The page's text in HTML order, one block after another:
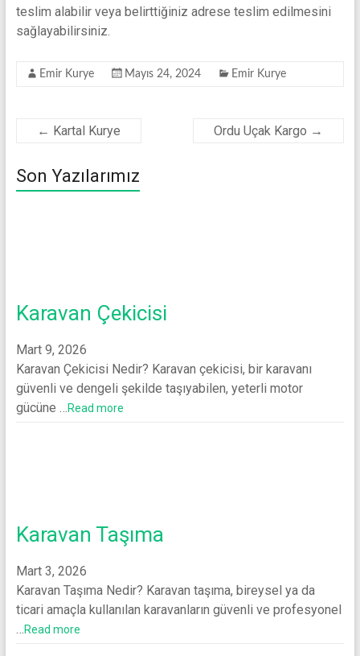
teslim alabilir veya belirttiğiniz adrese teslim edilmesini
sağlayabilirsiniz.
Emir Kurye Mayıs 24, 2024 Emir Kurye
← Kartal Kurye Ordu Uçak Kargo →
Son Yazılarımız
Karavan Çekicisi
Mart 9, 2026
Karavan Çekicisi Nedir? Karavan çekicisi, bir karavanı
güvenli ve dengeli şekilde taşıyabilen, yeterli motor
gücüne …Read more
Karavan Taşıma
Mart 3, 2026
Karavan Taşıma Nedir? Karavan taşıma, bireysel ya da
ticari amaçla kullanılan karavanların güvenli ve profesyonel
…Read more